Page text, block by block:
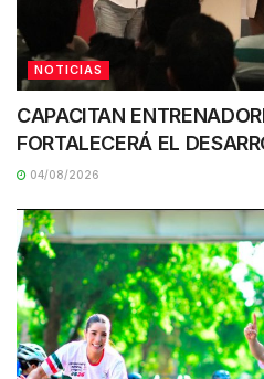
NOTICIAS
CAPACITAN
FORTALECERÁ EL
04/08/2026